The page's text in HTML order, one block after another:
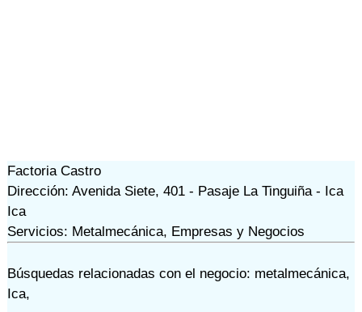
Factoria Castro
Dirección: Avenida Siete, 401 - Pasaje La Tinguiña - Ica
Ica
Servicios: Metalmecánica, Empresas y Negocios
Búsquedas relacionadas con el negocio: metalmecánica,
Ica,